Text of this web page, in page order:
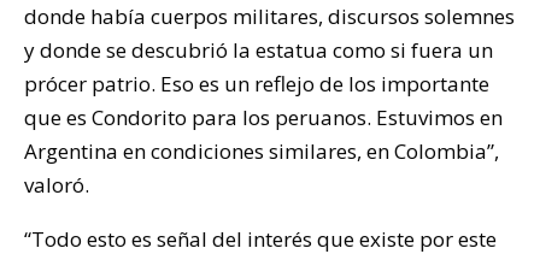
donde había cuerpos militares, discursos solemnes
y donde se descubrió la estatua como si fuera un
prócer patrio. Eso es un reflejo de los importante
que es Condorito para los peruanos. Estuvimos en
Argentina en condiciones similares, en Colombia”,
valoró.
“Todo esto es señal del interés que existe por este